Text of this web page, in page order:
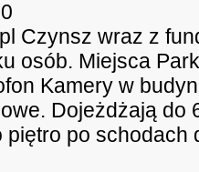
Czynsz wraz z
osób. Miejsca
Kamery w
Dojeżdżają do
piętro po schodach